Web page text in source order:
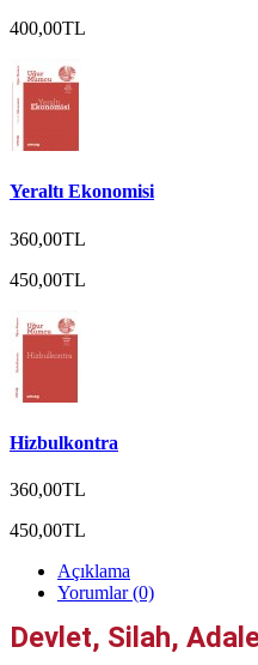
400,00TL
Yeraltı Ekonomisi
360,00TL
450,00TL
Hizbulkontra
360,00TL
450,00TL
Açıklama
Yorumlar (0)
Devlet, Silah,